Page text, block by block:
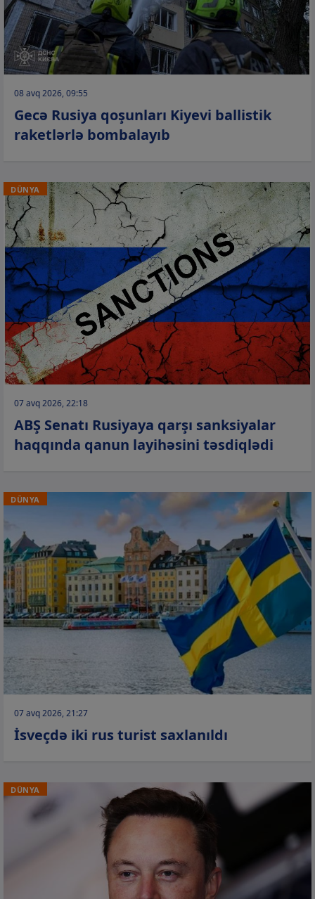
08 avq 2026, 09:55
Gecə Rusiya qoşunları Kiyevi ballistik
raketlərlə bombalayıb
DÜNYA
07 avq 2026, 22:18
ABŞ Senatı Rusiyaya qarşı sanksiyalar
haqqında qanun layihəsini təsdiqlədi
DÜNYA
07 avq 2026, 21:27
İsveçdə iki rus turist saxlanıldı
DÜNYA